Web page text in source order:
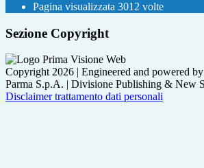
Pagina visualizzata 3012 volte
Sezione Copyright
Copyright 2026 | Engineered and powered
Parma S.p.A. | Divisione Publishing & New
Disclaimer trattamento dati personali